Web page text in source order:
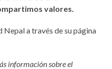
valores.
Nepal a través de su página
información sobre el